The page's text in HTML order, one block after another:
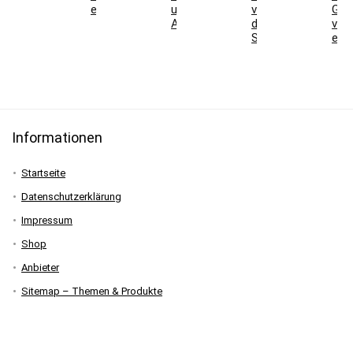
erklärt
und
Angebote
vor
der
Skisaison
Informationen
Startseite
Datenschutzerklärung
Impressum
Shop
Anbieter
Sitemap – Themen & Produkte